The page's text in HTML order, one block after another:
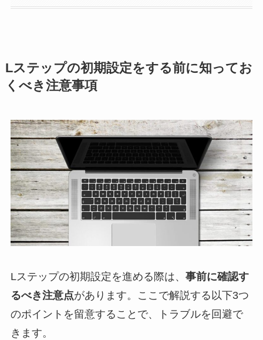
Lステップの初期設定をする前に知ってお
くべき注意事項
Lステップの初期設定を進める際は、 事前に確認す
るべき注意点があります。ここで解説する以下3つ
のポイントを留意することで、トラブルを回避で
きます。